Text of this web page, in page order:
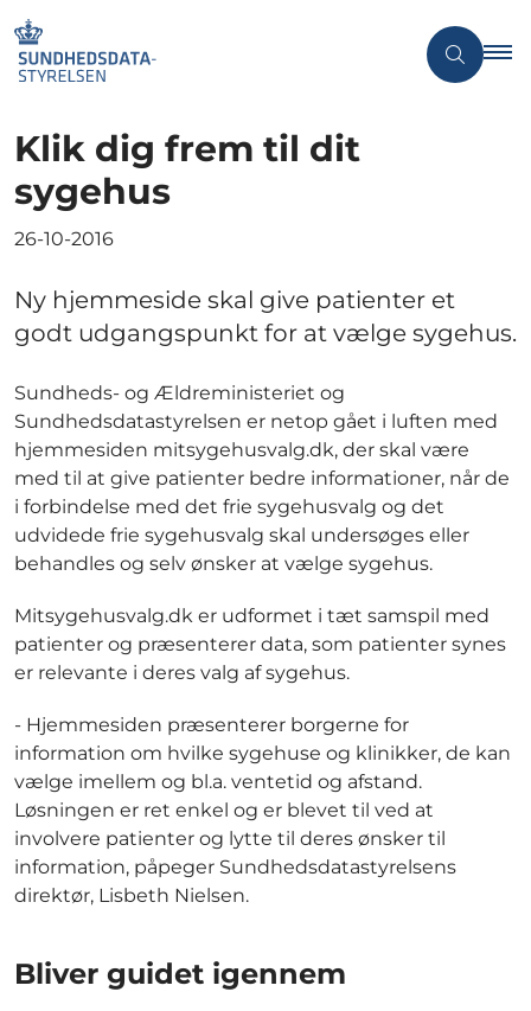
Klik dig frem til dit
sygehus
26-10-2016
Ny hjemmeside skal give patienter et
godt udgangspunkt for at vælge sygehus.
Sundheds- og Ældreministeriet og
Sundhedsdatastyrelsen er netop gået i luften med
hjemmesiden mitsygehusvalg.dk, der skal være
med til at give patienter bedre informationer, når de
i forbindelse med det frie sygehusvalg og det
udvidede frie sygehusvalg skal undersøges eller
behandles og selv ønsker at vælge sygehus.
Mitsygehusvalg.dk er udformet i tæt samspil med
patienter og præsenterer data, som patienter synes
er relevante i deres valg af sygehus.
- Hjemmesiden præsenterer borgerne for
information om hvilke sygehuse og klinikker, de kan
vælge imellem og bl.a. ventetid og afstand.
Løsningen er ret enkel og er blevet til ved at
involvere patienter og lytte til deres ønsker til
information, påpeger Sundhedsdatastyrelsens
direktør, Lisbeth Nielsen.
Bliver guidet igennem